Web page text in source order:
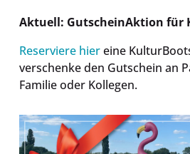
Aktuell: GutscheinAktion für
Reserviere hiereine
verschenke den Gutschein an
Familie oder Kollegen.